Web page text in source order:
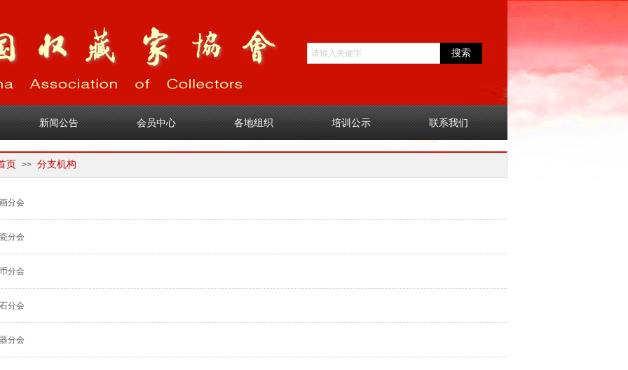
搜索
页 >> 分支机构
新闻公告 会员中心 各地组织 培训公示 联系我们
分会
分会
分会
分会
分会